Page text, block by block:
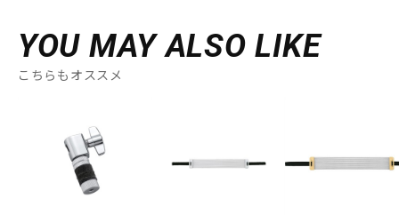
YOU MAY ALSO LIKE
こちらもオススメ